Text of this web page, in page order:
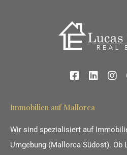
Immobilien auf Mallorca
Wir sind spezialisiert auf
Umgebung (Mallorca Südost). Ob